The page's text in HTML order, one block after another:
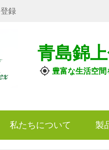
登録
青島錦
豊富な生活空
私たちについて 製